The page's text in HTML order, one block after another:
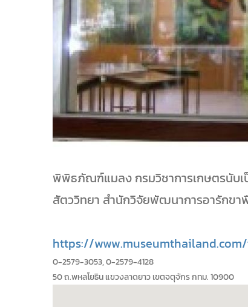
พิพิธภัณฑ์แมลง กรมวิชาการเกษตรนับ
สัตววิทยา สำนักวิจัยพัฒนาการอารักขา
https://
0-2579-3053, 0-2579-4128
50 ถ.พหลโยธิน แขวงลาดยาว เขตจตุจักร กทม. 10900